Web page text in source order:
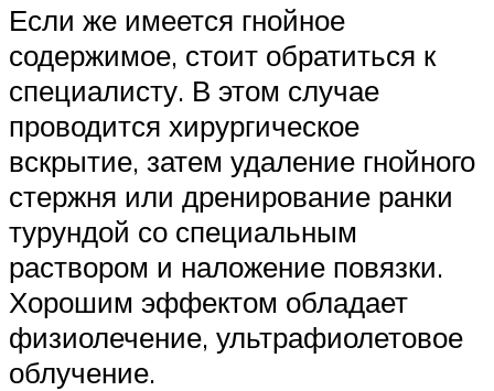
Если же имеется гнойное
содержимое, стоит обратиться к
специалисту. В этом случае
проводится хирургическое
вскрытие, затем удаление гнойного
стержня или дренирование ранки
турундой со специальным
раствором и наложение повязки.
Хорошим эффектом обладает
физиолечение, ультрафиолетовое
облучение.